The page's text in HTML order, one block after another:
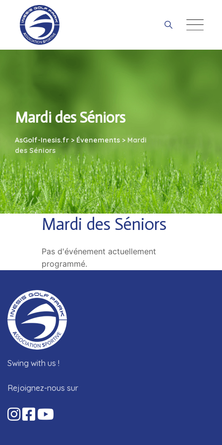
content
Mardi des Séniors
AsGolf-Inesis.fr > Évenements > Mardi
des Séniors
Mardi des Séniors
Pas d'événement actuellement
programmé.
Swing with us !
Rejoignez-nous sur